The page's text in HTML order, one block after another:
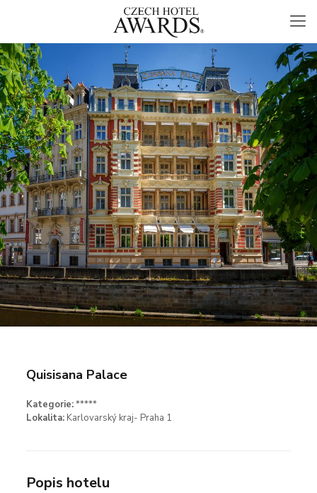
Quisisana Palace
Kategorie:*****
Lokalita:Karlovarský kraj- Praha 1
Popis hotelu